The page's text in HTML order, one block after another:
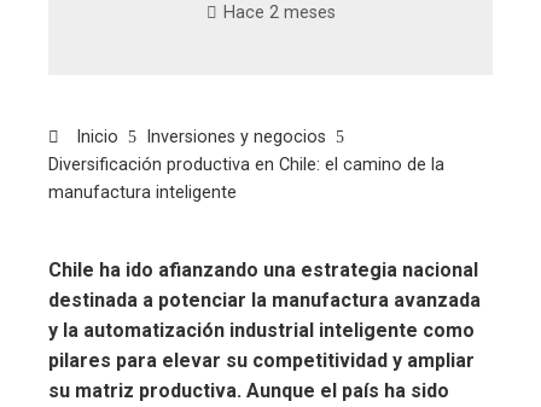
Hace 2 meses
Inicio
Inversiones y negocios
Diversificación productiva en Chile: el camino de la
manufactura inteligente
Chile ha ido afianzando una estrategia nacional
destinada a potenciar la manufactura avanzada
y la automatización industrial inteligente como
pilares para elevar su competitividad y ampliar
su matriz productiva. Aunque el país ha sido